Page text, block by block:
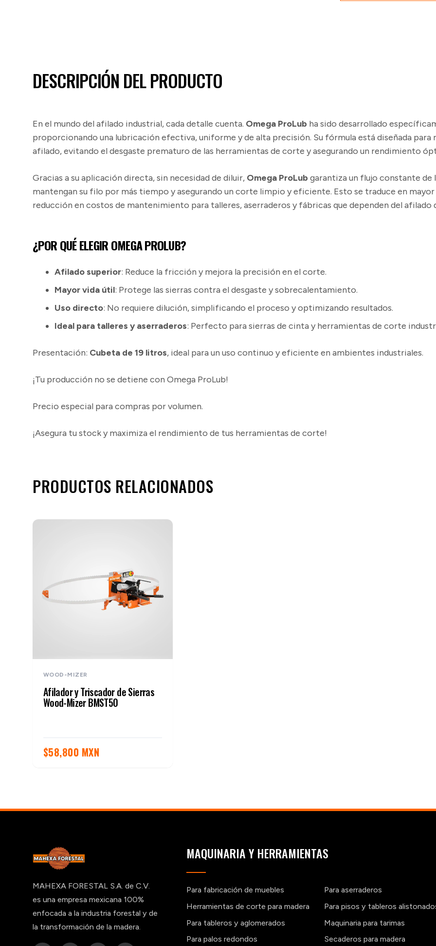
DESCRIPCIÓN DEL PRODUCTO
En el mundo del afilado industrial, cada detalle cuenta. Omega ProLub ha sido desarrollado
proporcionando una lubricación efectiva, uniforme y de alta precisión. Su fórmula está diseñada
afilado, evitando el desgaste prematuro de las herramientas de corte y asegurando un rendimiento
Gracias a su aplicación directa, sin necesidad de diluir, Omega ProLub garantiza un flujo constante
mantengan su filo por más tiempo y asegurando un corte limpio y eficiente. Esto se traduce en
reducción en costos de mantenimiento para talleres, aserraderos y fábricas que dependen del afilado
¿POR QUÉ ELEGIR OMEGA PROLUB?
Afilado superior: Reduce la fricción y mejora la precisión en el corte.
Mayor vida útil: Protege las sierras contra el desgaste y sobrecalentamiento.
Uso directo: No requiere dilución, simplificando el proceso y optimizando resultados.
Ideal para talleres y aserraderos: Perfecto para sierras de cinta y herramientas de corte
Presentación: Cubeta de 19 litros, ideal para un uso continuo y eficiente en ambientes industriales.
¡Tu producción no se detiene con Omega ProLub!
Precio especial para compras por volumen.
¡Asegura tu stock y maximiza el rendimiento de tus herramientas de corte!
PRODUCTOS RELACIONADOS
WOOD-MIZER
Afilador y Triscador de Sierras
Wood-Mizer BMST50
$58,800 MXN
MAHEXA FORESTAL S.A. de C.V.
es una empresa mexicana 100%
enfocada a la industria forestal y de
la transformación de la madera.
MAQUINARIA Y HERRAMIENTAS
Para fabricación de muebles
Para aserraderos
Herramientas de corte para madera
Para pisos y tableros
Para tableros y aglomerados
Maquinaria para tarimas
Para palos redondos
Secaderos para madera